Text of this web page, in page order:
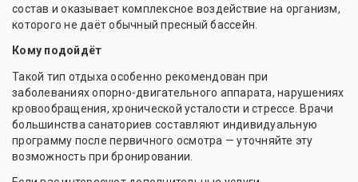
состав и оказывает комплексное воздействие на организм,
которого не даёт обычный пресный бассейн.
Кому подойдёт
Такой тип отдыха особенно рекомендован при
заболеваниях опорно-двигательного аппарата, нарушениях
кровообращения, хронической усталости и стрессе. Врачи
большинства санаториев составляют индивидуальную
программу после первичного осмотра — уточняйте эту
возможность при бронировании.